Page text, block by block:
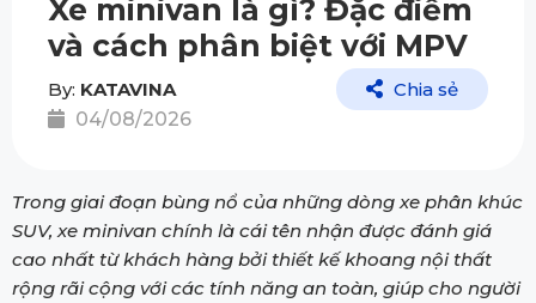
Xe minivan là gì? Đặc điểm
và cách phân biệt với MPV
By: KATAVINA
04/08/2026
Chia sẻ
Trong giai đoạn bùng nổ của những dòng xe phân khúc
SUV, xe minivan chính là cái tên nhận được đánh giá
cao nhất từ khách hàng bởi thiết kế khoang nội thất
rộng rãi cộng với các tính năng an toàn, giúp cho người